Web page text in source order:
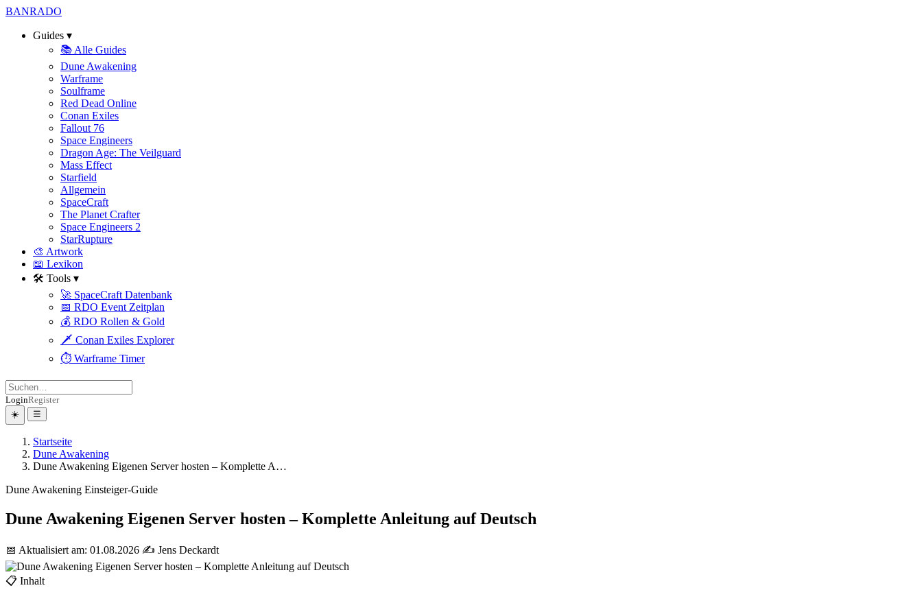
BANRADO
Guides ▾
📚 Alle Guides
Dune Awakening
Warframe
Soulframe
Red Dead Online
Conan Exiles
Fallout 76
Space Engineers
Dragon Age: The Veilguard
Mass Effect
Starfield
Allgemein
SpaceCraft
The Planet Crafter
Space Engineers 2
StarRupture
🎨 Artwork
📖 Lexikon
🛠️ Tools ▾
🚀 SpaceCraft Datenbank
📅 RDO Event Zeitplan
💰 RDO Rollen & Gold
🗡️ Conan Exiles Explorer
⏱️ Warframe Timer
LoginRegister
☀️
☰
Startseite
Dune Awakening
Dune Awakening Eigenen Server hosten – Komplette A…
Dune Awakening Einsteiger-Guide
Dune Awakening Eigenen Server hosten – Komplette Anleitung auf Deutsch
📅 Aktualisiert am: 01.08.2026 ✍️ Jens Deckardt
📋 Inhalt